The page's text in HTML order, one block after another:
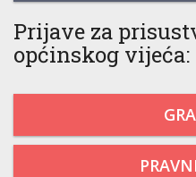
Prijave za
općinskog vijeća: